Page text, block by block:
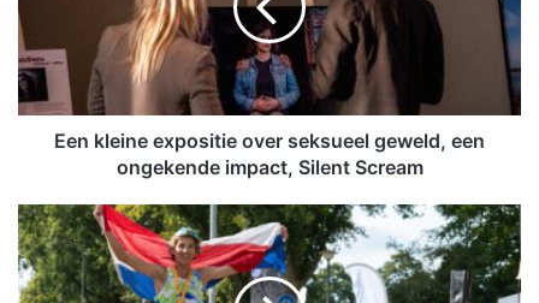
seksueel
geweld,
een
ongekende
impact,
SilentEen kleine expositie over seksueel geweld, een
ongekende impact, Silent Scream
RUN
Winschoten
genomineerd
voor